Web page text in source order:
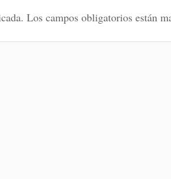
Los campos obligatorios están